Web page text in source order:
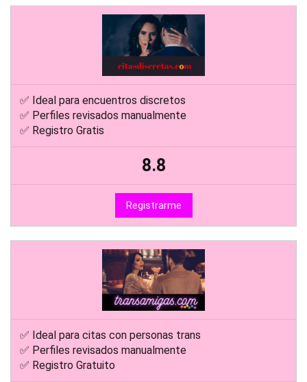
✅ Ideal para encuentros discretos
✅ Perfiles revisados manualmente
✅ Registro Gratis
8.8
Registrarme
✅ Ideal para citas con personas trans
✅ Perfiles revisados manualmente
✅ Registro Gratuito